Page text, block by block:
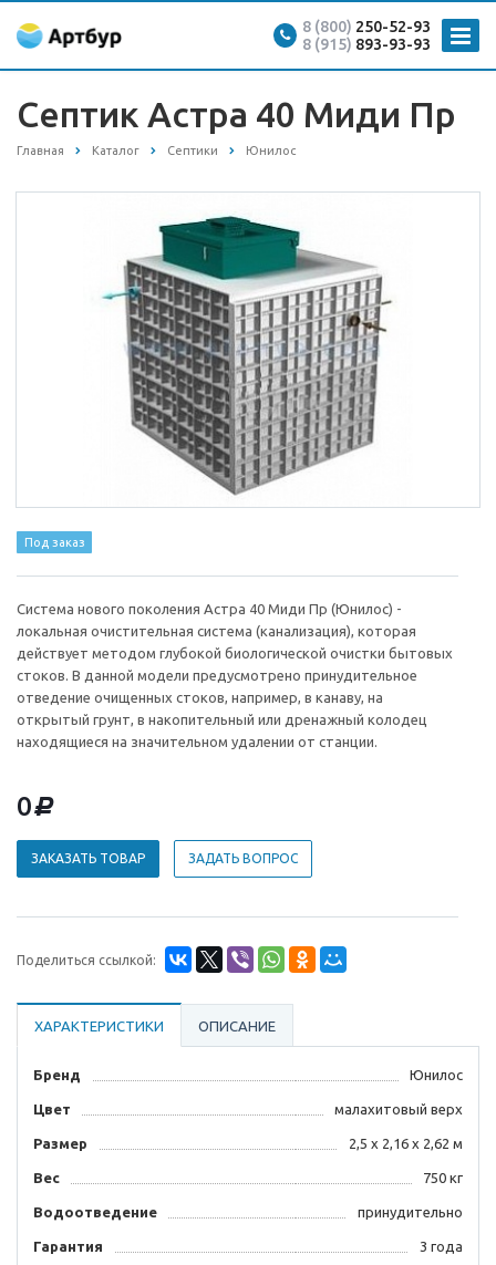
8 (800) 250-52-93
8 (915) 893-93-93
Септик Астра 40 Миди Пр
Главная Каталог Септики Юнилос
Под заказ
Система нового поколения Астра 40 Миди Пр (Юнилос) -
локальная очистительная система (канализация), которая
действует методом глубокой биологической очистки бытовых
стоков. В данной модели предусмотрено принудительное
отведение очищенных стоков, например, в канаву, на
открытый грунт, в накопительный или дренажный колодец
находящиеся на значительном удалении от станции.
0d
ЗАКАЗАТЬ ТОВАР ЗАДАТЬ ВОПРОС
Поделиться ссылкой:
ХАРАКТЕРИСТИКИ ОПИСАНИЕ
Бренд Юнилос
Цвет малахитовый верх
Размер 2,5 х 2,16 х 2,62 м
Вес 750 кг
Водоотведение принудительно
Гарантия 3 года